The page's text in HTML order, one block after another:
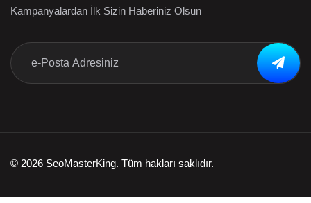
Kampanyalardan İlk Sizin Haberiniz Olsun
© 2026 SeoMasterKing. Tüm hakları saklıdır.